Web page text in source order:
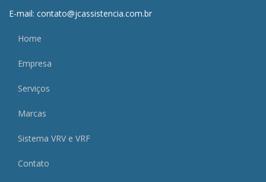
E-mail: contato@jcassistencia.com.br
Home
Empresa
Serviços
Marcas
Sistema VRV e VRF
Contato